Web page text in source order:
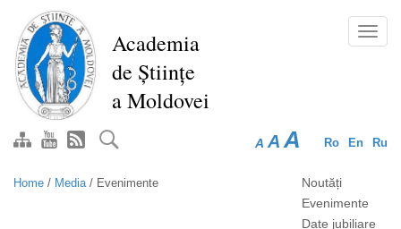
main
content
Academia
de Științe
a Moldovei
Ro En Ru
A A A
Home / Media/ Evenimente
Noutăți
Evenimente
Date jubiliare